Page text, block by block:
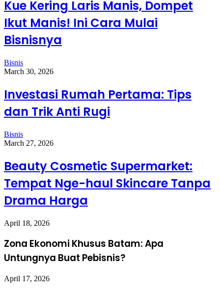
Kue Kering Laris Manis, Dompet
Ikut Manis! Ini Cara Mulai
Bisnisnya
Bisnis
March 30, 2026
Investasi Rumah Pertama: Tips
dan Trik Anti Rugi
Bisnis
March 27, 2026
Beauty Cosmetic Supermarket:
Tempat Nge-haul Skincare Tanpa
Drama Harga
April 18, 2026
Zona Ekonomi Khusus Batam: Apa
Untungnya Buat Pebisnis?
April 17, 2026